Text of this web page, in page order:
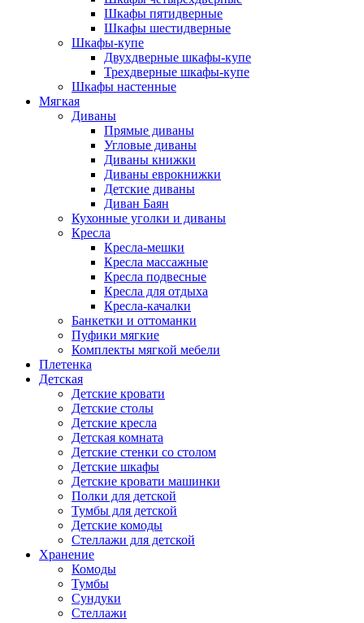
Шкафы пятидверные
Шкафы шестидверные
Шкафы-купе
Двухдверные шкафы-купе
Трехдверные шкафы-купе
Шкафы настенные
Мягкая
Диваны
Прямые диваны
Угловые диваны
Диваны книжки
Диваны еврокнижки
Детские диваны
Диван Баян
Кухонные уголки и диваны
Кресла
Кресла-мешки
Кресла массажные
Кресла подвесные
Кресла для отдыха
Кресла-качалки
Банкетки и оттоманки
Пуфики мягкие
Комплекты мягкой мебели
Плетенка
Детская
Детские кровати
Детские столы
Детские кресла
Детская комната
Детские стенки со столом
Детские шкафы
Детские кровати машинки
Полки для детской
Тумбы для детской
Детские комоды
Стеллажи для детской
Хранение
Комоды
Тумбы
Сундуки
Стеллажи